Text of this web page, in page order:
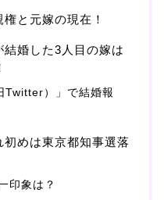
局から復縁へ
西出身の癒し系美人！
年！
と元嫁の現在！
結婚した3人目の嫁は
Twitter）」で結婚報
めは東京都知事選落
印象は？